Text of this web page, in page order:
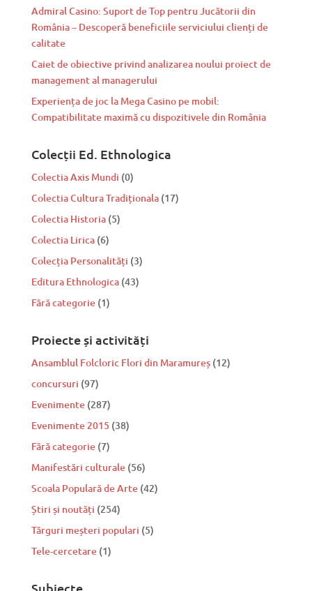
Admiral Casino: Suport de Top pentru Jucătorii din
România – Descoperă beneficiile serviciului clienți de
calitate
Caiet de obiective privind analizarea noului proiect de
management al managerului
Experiența de joc la Mega Casino pe mobil:
Compatibilitate maximă cu dispozitivele din România
Colecții Ed. Ethnologica
Colectia Axis Mundi (0)
Colectia Cultura Tradiționala (17)
Colectia Historia (5)
Colectia Lirica (6)
Colecția Personalități (3)
Editura Ethnologica (43)
Fără categorie (1)
Proiecte și activități
Ansamblul Folcloric Flori din Maramureș(12)
concursuri (97)
Evenimente(287)
Evenimente 2015 (38)
Fără categorie(7)
Manifestări culturale(56)
Scoala Populară de Arte(42)
Știri și noutăți (254)
Tărguri meșteri populari (5)
Tele-cercetare(1)